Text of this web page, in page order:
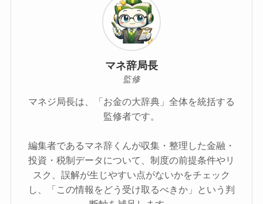
マネ辞局長
監修
マネジ局長は、「お金の大辞典」全体を統括する
監修者です。
編集者であるマネ辞くんが収集・整理した金融・
投資・税制データについて、制度の前提条件やリ
スク、誤解が生じやすい点がないかをチェック
し、「この情報をどう受け取るべきか」という判